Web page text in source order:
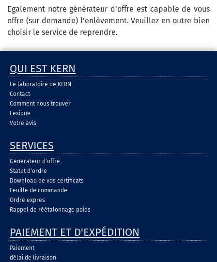
Egalement notre générateur d’offre est capable de vous
offre (sur demande) l’enlèvement. Veuillez en outre bien
choisir le service de reprendre.
QUI EST KERN
Le laboratoire de KERN
Contact
Comment nous trouver
Lexique
Votre avis
SERVICES
Générateur d'offre
Statut d'ordre
Download de vos certificats
Feuille de commande
Ordre expres
Rappel de réétalonnage poids
PAIEMENT ET D'EXPÉDITION
Paiement
délai de livraison